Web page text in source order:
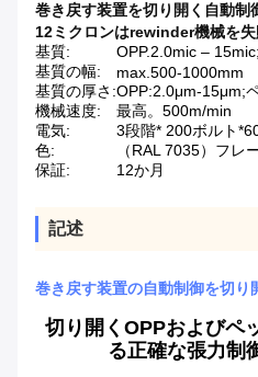
巻き戻す装置を切り開く自動制
12ミクロンはrewinder機械を失
基質:
OPP.2.0mic –
基質の幅:
max.500-1000mm
基質の厚さ:OPP:2.0μm-15μm;
機械速度:
最高。500m/min
電気:
3段階* 200ボルト
色:
（RAL 7035）フレ
保証:
12か月
記述
巻き戻す装置の自動制御を切り
切り開くOPPおよびペ
る正確な張力制